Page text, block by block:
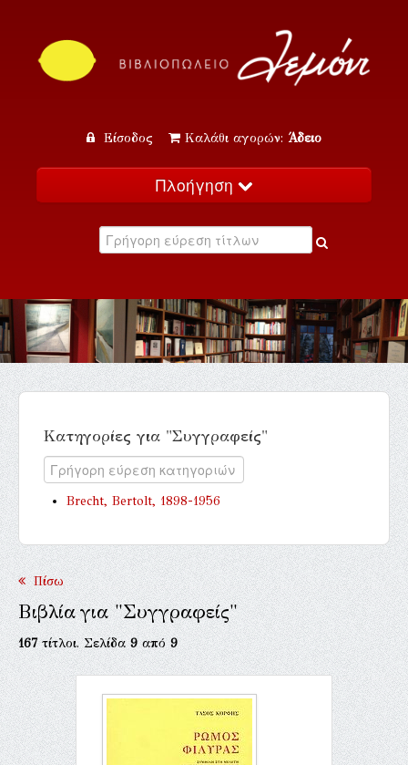
Είσοδος Καλάθι αγορών: Άδειο
Πλοήγηση
Κατάλογος
Εκδηλώσεις
Επικοινωνία
Κατηγορίες για "Συγγραφείς"
Brecht, Bertolt, 1898-1956
Πίσω
Βιβλία για "Συγγραφείς"
167τίτλοι. Σελίδα9από9